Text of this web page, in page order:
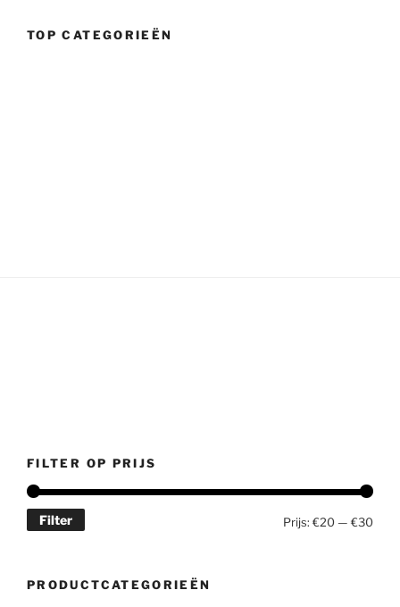
TOP CATEGORIEËN
FILTER OP PRIJS
Min.
Max.
Filter Prijs: €20— €30
PRODUCTCATEGORIEËN